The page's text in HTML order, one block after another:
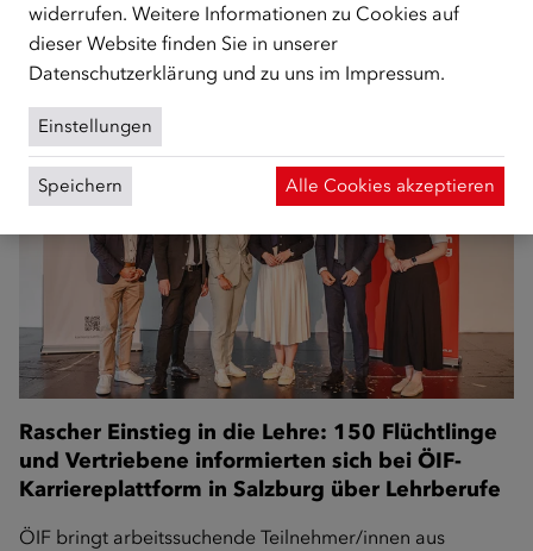
ÖIF und Land Salzburg präsentieren Sonderausgabe –
Sprache, Regionalität und Wertevermittlung vereint
Rascher Einstieg in die Lehre: 150 Flüchtlinge
und Vertriebene informierten sich bei ÖIF-
Karriereplattform in Salzburg über Lehrberufe
ÖIF bringt arbeitssuchende Teilnehmer/innen aus
widerrufen. Weitere Informationen zu Cookies auf
dieser Website finden Sie in unserer
Datenschutzerklärung und zu uns im Impressum.
Einstellungen
Speichern Alle Cookies akzeptieren